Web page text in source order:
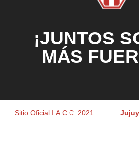
¡JUNTOS
MÁS
Sitio Oficial I.A.C.C. 2021